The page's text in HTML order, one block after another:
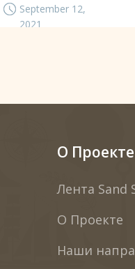
September 12,
2021
О Проекте
Лента Sand
О Проекте
Наши